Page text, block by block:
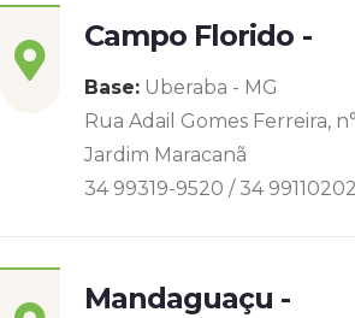
Campo Florido -
Base: Uberaba - MG
Rua Adail Gomes Ferreira,
Jardim Maracanã
34 99319-9520 / 34
Mandaguaçu -